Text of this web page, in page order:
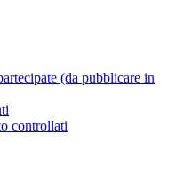
(da pubblicare in
controllati